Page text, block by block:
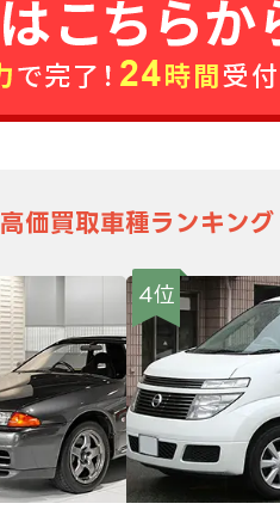
高価買取車種ランキング
4位